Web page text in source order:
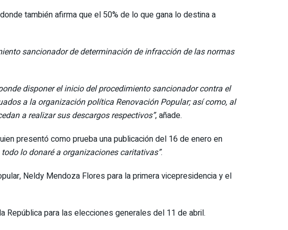
también afirma que el 50% de lo que gana lo destina a
sancionador de determinación de infracción de las normas
disponer el inicio del procedimiento sancionador contra el
a la organización política Renovación Popular; así como, al
a realizar sus descargos respectivos”, añade.
presentó como prueba una publicación del 16 de enero en
lo donaré a organizaciones caritativas”.
Neldy Mendoza Flores para la primera vicepresidencia y el
República para las elecciones generales del 11 de abril.